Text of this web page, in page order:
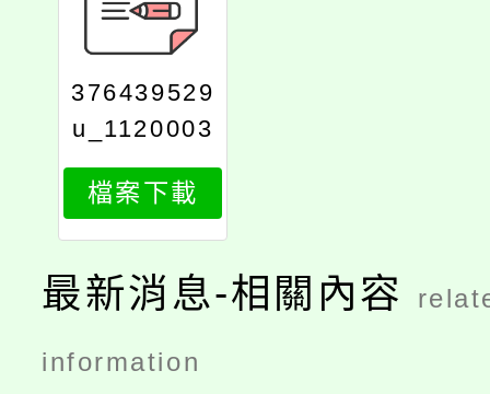
376439529
u_1120003
504_print
檔案下載
最新消息-相關內容
information